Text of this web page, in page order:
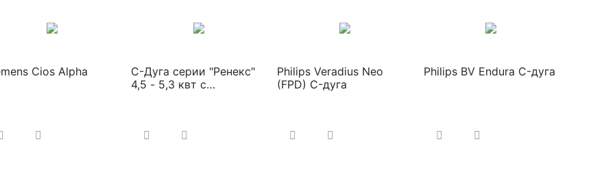
Cios Alpha
С-Дуга серии "Ренекс"
4,5 - 5,3 квт с
Philips Veradius Neo
(FPD) C-дуга
Philips BV Endura C-дуга